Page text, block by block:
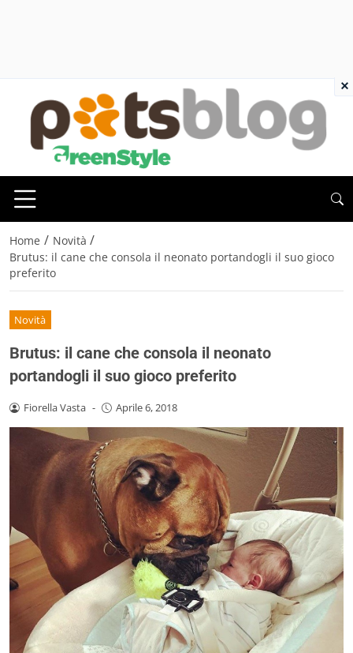
Home / Novità /
Brutus: il cane che consola il neonato portandogli il suo gioco
preferito
Novità
Brutus: il cane che consola il neonato
portandogli il suo gioco preferito
Fiorella Vasta - Aprile 6, 2018
×